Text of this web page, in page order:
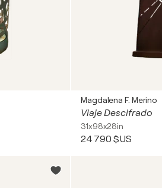
Magdalena F. Merino
Viaje Descifrado
31x98x28in
24 790 $US